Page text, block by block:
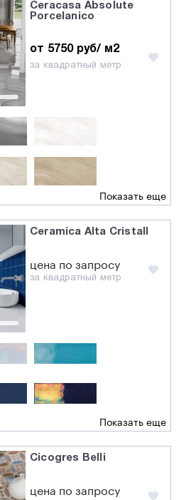
Ceracasa Absolute
Porcelanico
от 5750 руб/ м2
за квадратный метр
Показать еще
Ceramica Alta Cristall
цена по запросу
за квадратный метр
Показать еще
Cicogres Belli
цена по запросу